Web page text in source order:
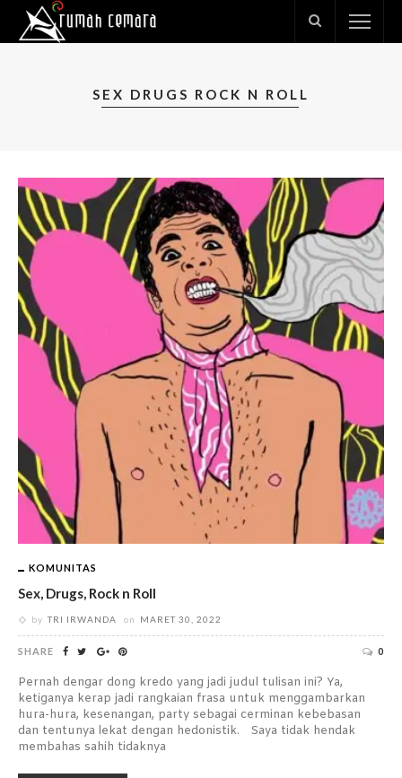
SEX DRUGS ROCK N ROLL
KOMUNITAS
Sex, Drugs, Rock n Roll
by TRI IRWANDA on MARET 30, 2022
SHARE 0
Pernah dengar dong kredo yang jadi judul tulisan ini? Ya,
ketiganya kerap jadi rangkaian frasa untuk menggambarkan
hura-hura, kesenangan, party sebagai cerminan kebebasan
dan tentunya lekat dengan hedonistik. Saya tidak hendak
membahas sahih tidaknya